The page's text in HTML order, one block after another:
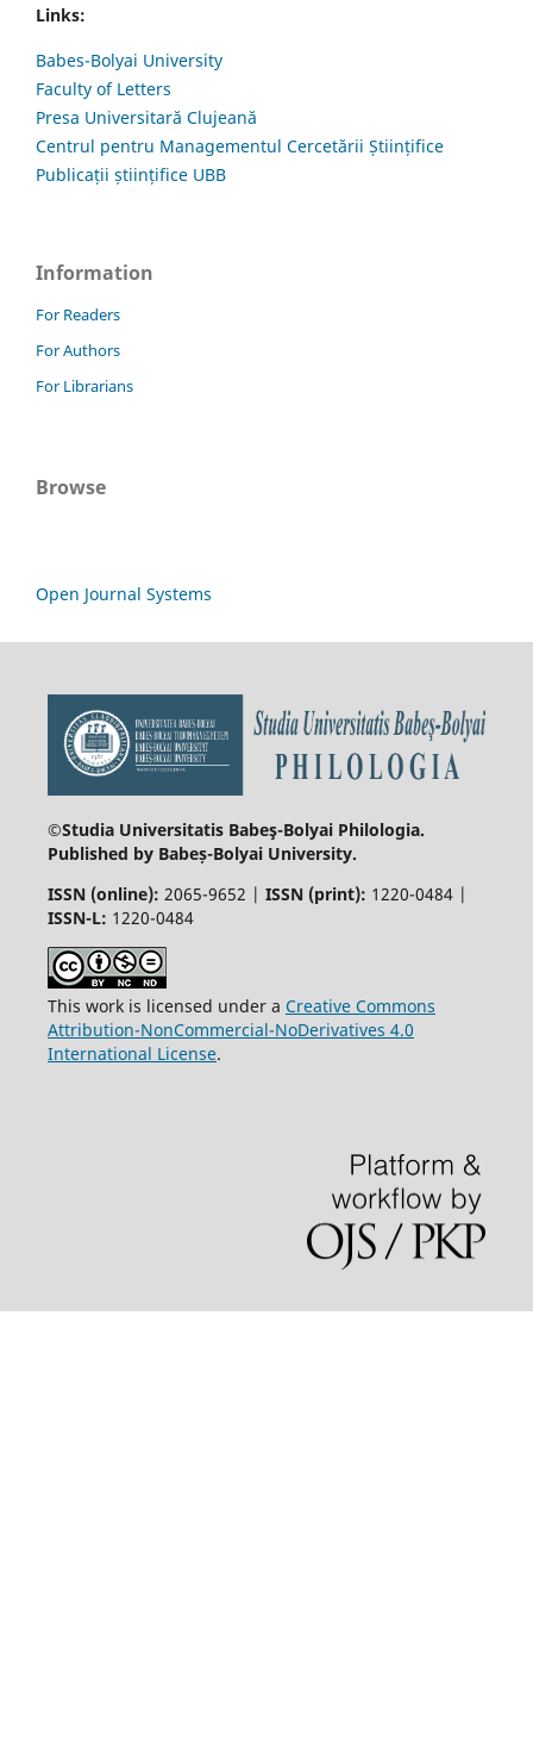
Links:
Babes-Bolyai University
Faculty of Letters
Presa Universitară Clujeană
Centrul pentru Managementul Cercetării Științifice
Publicații științifice UBB
Information
For Readers
For Authors
For Librarians
Browse
Open Journal Systems
©Studia Universitatis Babeş-Bolyai Philologia.
Published by Babeș-Bolyai University.
ISSN (online): 2065-9652 | ISSN (print): 1220-0484 |
ISSN-L: 1220-0484
This work is licensed under a Creative Commons
Attribution-NonCommercial-NoDerivatives 4.0
International License.